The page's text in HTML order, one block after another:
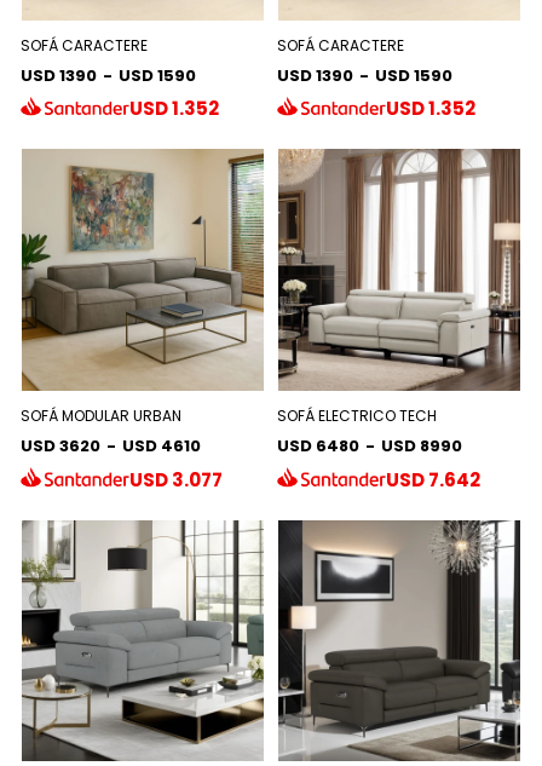
SOFÁ CARACTERE
USD 1390 - USD 1590
USD1.352
SOFÁ CARACTERE
USD 1390 - USD 1590
USD1.352
SOFÁ MODULAR URBAN
USD 3620 - USD 4610
USD3.077
SOFÁ ELECTRICO TECH
USD 6480 - USD 8990
USD7.642